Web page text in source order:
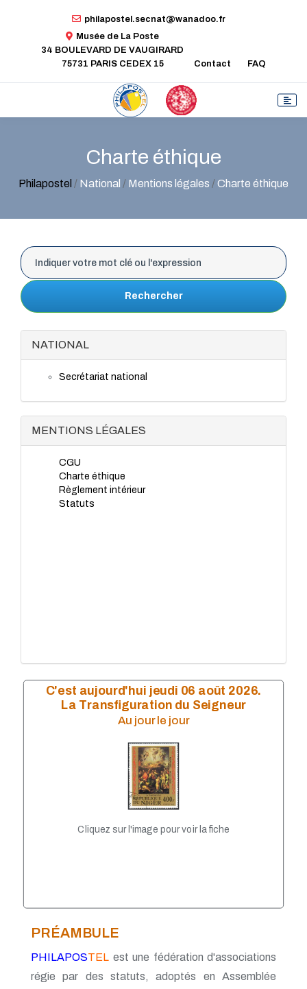
philapostel.secnat@wanadoo.fr
Musée de La Poste
34 BOULEVARD DE VAUGIRARD
75731 PARIS CEDEX 15
Contact FAQ
Charte éthique
Philapostel / National / Mentions légales /Charte éthique
Rechercher
NATIONAL
Secrétariat national
MENTIONS LÉGALES
CGU
Charte éthique
Règlement intérieur
Statuts
C'est aujourd'hui jeudi 06 août 2026.
La Transfiguration du Seigneur
Au jour le jour
Cliquez sur l'image pour voir la fiche
PRÉAMBULE
PHILAPOSTEL est une fédération d'associations
régie par des statuts, adoptés en Assemblée